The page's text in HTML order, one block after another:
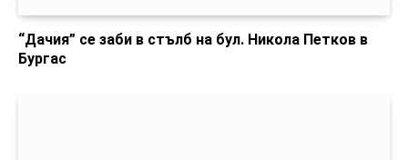
“Дачия” се заби в стълб на бул. Никола Петков в
Бургас